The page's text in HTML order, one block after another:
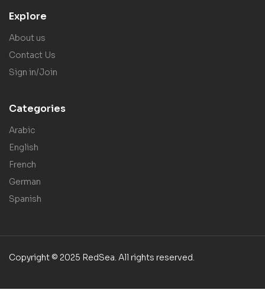
Explore
About us
Contact Us
Sign in/Join
Categories
Arabic
English
French
German
Spanish
Copyright © 2025 RedSea. All rights reserved.